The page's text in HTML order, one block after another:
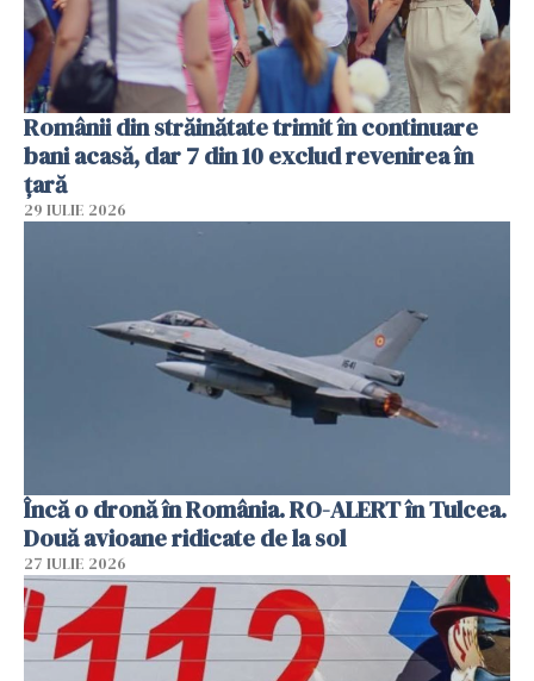
Românii din străinătate trimit în continuare
bani acasă, dar 7 din 10 exclud revenirea în
țară
29 IULIE 2026
Încă o dronă în România. RO-ALERT în Tulcea.
Două avioane ridicate de la sol
27 IULIE 2026